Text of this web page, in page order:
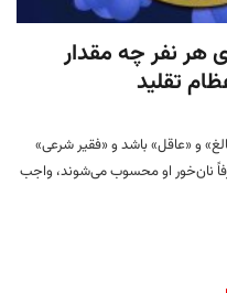
در سال ۱۴۰۴ برای هر نفر چه مقدار
و «عاقل» باشد و «فقیر شرعی»
نان‌خور او محسوب می‌شوند، واجب